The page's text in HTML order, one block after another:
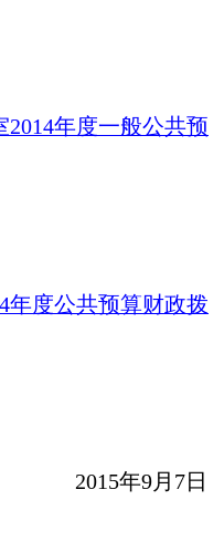
年度一般公共预
年度公共预算财政拨
2015年9月7日